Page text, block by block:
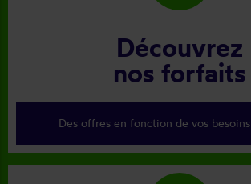
Découvrez
nos forfaits
Des offres en fonction de vos besoins